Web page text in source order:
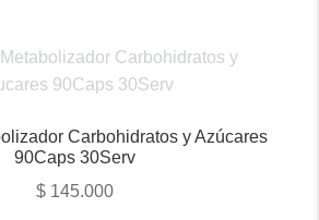
Carbohidratos y Azúcares
90Caps 30Serv
$145.000